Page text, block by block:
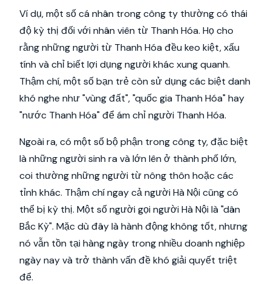
Ví dụ, một số cá nhân trong công ty thường có thái
độ kỳ thị đối với nhân viên từ Thanh Hóa. Họ cho
rằng những người từ Thanh Hóa đều keo kiệt, xấu
tính và chỉ biết lợi dụng người khác xung quanh.
Thậm chí, một số bạn trẻ còn sử dụng các biệt danh
khó nghe như "vùng đất", "quốc gia Thanh Hóa" hay
"nước Thanh Hóa" để ám chỉ người Thanh Hóa.
Ngoài ra, có một số bộ phận trong công ty, đặc biệt
là những người sinh ra và lớn lên ở thành phố lớn,
coi thường những người từ nông thôn hoặc các
tỉnh khác. Thậm chí ngay cả người Hà Nội cũng có
thể bị kỳ thị. Một số người gọi người Hà Nội là "dân
Bắc Kỳ". Mặc dù đây là hành động không tốt, nhưng
nó vẫn tồn tại hàng ngày trong nhiều doanh nghiệp
ngày nay và trở thành vấn đề khó giải quyết triệt
để.